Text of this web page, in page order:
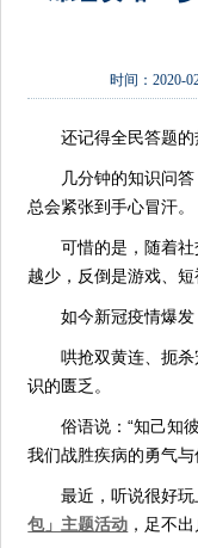
时间：2020-
还记得全民答题的
几分钟的知识问
总会紧张到手心冒汗。
可惜的是，随着
越少，反倒是游戏、短
如今新冠疫情爆发
哄抢双黄连、扼
识的匮乏。
俗语说：“知己知
我们战胜疾病的勇气与
最近，听说很好玩
包」主题活动 ，足不